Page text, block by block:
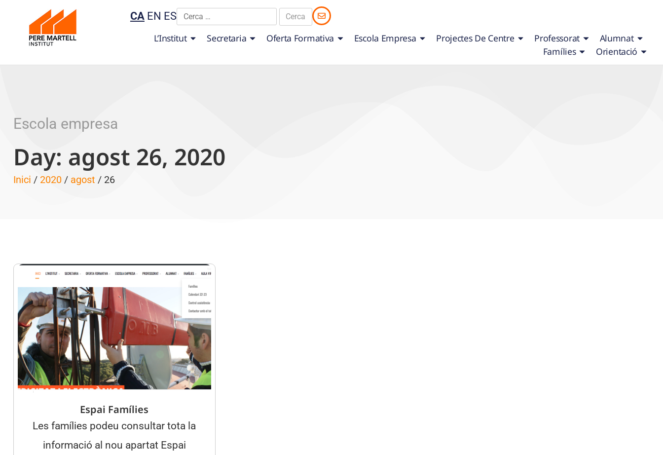
CA EN ES
L’Institut Secretaria Oferta Formativa Escola Empresa Projectes De Centre Professorat
Alumnat
Famílies
Orientació
Escola empresa
Day: agost 26, 2020
Inici / 2020/ agost / 26
Espai Famílies
Les famílies podeu consultar tota la
informació al nou apartat Espai